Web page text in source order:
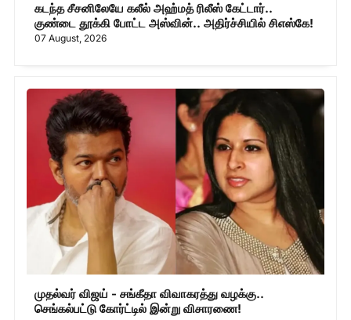
கடந்த சீசனிலேயே கலீல் அஹ்மத் ரிலீஸ் கேட்டார்..
குண்டை தூக்கி போட்ட அஸ்வின்.. அதிர்ச்சியில் சிஎஸ்கே!
07 August, 2026
முதல்வர் விஜய் - சங்கீதா விவாகரத்து வழக்கு..
செங்கல்பட்டு கோர்ட்டில் இன்று விசாரணை!